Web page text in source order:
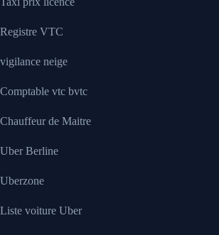
Registre VTC
vigilance neige
Comptable vtc bvtc
Chauffeur de Maitre
Uber Berline
Uberzone
Liste voiture Uber